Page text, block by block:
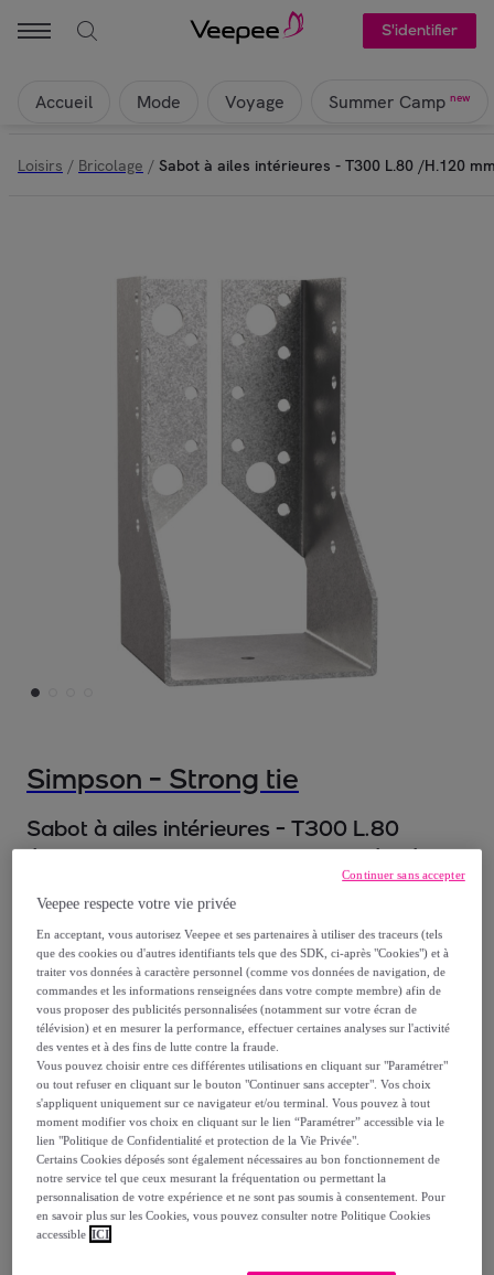
S'identifier
Accueil Mode Voyage Summer Camp new
Loisirs / Bricolage / Sabot à ailes intérieures - T300 L.80 /H.120
Simpson - Strong tie
Sabot à ailes intérieures - T300 L.80
/H.120 mm - SIMPSON - SAIL300/60/2
Sabot à ailes intérieures - T300
L.80 /H.120 mm - SIMPSON -
SAIL300/60/2
4,54 €
5,60 €
-18%
dontéco-part.: 0,1 €
Reprise possible de votre ancien produit,
voir les conditions.
Veepee respecte votre vie privée
En acceptant, vous autorisez Veepee et ses partenaires à utiliser des traceurs (tels
que des cookies ou d'autres identifiants tels que des SDK, ci-après "Cookies") et à
traiter vos données à caractère personnel (comme vos données de navigation, de
commandes et les informations renseignées dans votre compte membre) afin de
vous proposer des publicités personnalisées (notamment sur votre écran de
télévision) et en mesurer la performance, effectuer certaines analyses sur l'activité
des ventes et à des fins de lutte contre la fraude.
Vous pouvez choisir entre ces différentes utilisations en cliquant sur "Paramétrer"
ou tout refuser en cliquant sur le bouton "Continuer sans accepter". Vos choix
s'appliquent uniquement sur ce navigateur et/ou terminal. Vous pouvez à tout
moment modifier vos choix en cliquant sur le lien “Paramétrer” accessible via le
lien "Politique de Confidentialité et protection de la Vie Privée".
Certains Cookies déposés sont également nécessaires au bon fonctionnement de
notre service tel que ceux mesurant la fréquentation ou permettant la
personnalisation de votre expérience et ne sont pas soumis à consentement. Pour
en savoir plus sur les Cookies, vous pouvez consulter notre Politique Cookies
accessible ICI
Continuer sans accepter